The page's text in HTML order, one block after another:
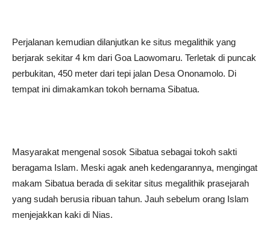
Perjalanan kemudian dilanjutkan ke situs megalithik yang
berjarak sekitar 4 km dari Goa Laowomaru. Terletak di puncak
perbukitan, 450 meter dari tepi jalan Desa Ononamolo. Di
tempat ini dimakamkan tokoh bernama Sibatua.
Masyarakat mengenal sosok Sibatua sebagai tokoh sakti
beragama Islam. Meski agak aneh kedengarannya, mengingat
makam Sibatua berada di sekitar situs megalithik prasejarah
yang sudah berusia ribuan tahun. Jauh sebelum orang Islam
menjejakkan kaki di Nias.